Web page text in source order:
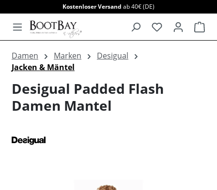
Kostenloser Versand ab 40€ (DE)
Damen Marken
Desigual
Jacken & Mäntel
Desigual Padded Flash
Damen Mantel